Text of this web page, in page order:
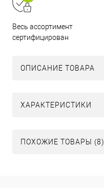
Весь ассортимент
сертифицирован
ОПИСАНИЕ ТОВАРА
ХАРАКТЕРИСТИКИ
ПОХОЖИЕ ТОВАРЫ (8)